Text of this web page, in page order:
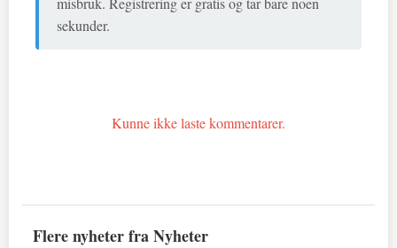
sekunder.
Kunne ikke laste kommentarer.
Flere nyheter fra Nyheter